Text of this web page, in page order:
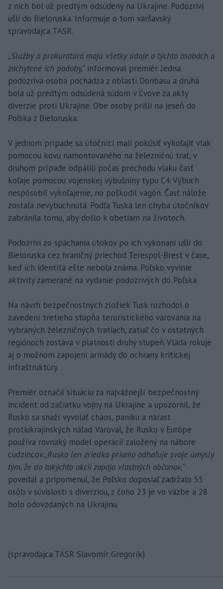
z nich bol už predtým odsúdený na Ukrajine. Podozriví
ušli do Bieloruska. Informuje o tom varšavský
spravodajca TASR.
„Služby a prokuratúra majú všetky údaje o týchto osobách a
zachytené ich podoby,“ informoval premiér. Jedna
podozrivá osoba pochádza z oblasti Donbasu a druhá
bola už predtým odsúdená súdom v Ľvove za akty
diverzie proti Ukrajine. Obe osoby prišli na jeseň do
Poľska z Bieloruska.
V jednom prípade sa útočníci mali pokúsiť vykoľajiť vlak
pomocou kovu namontovaného na železničnú trať, v
druhom prípade odpálili počas prechodu vlaku časť
koľaje pomocou vojenskej výbušniny typu C4. Výbuch
nespôsobil vykoľajenie, no poškodil vagón. Časť nálože
zostala nevybuchnutá. Podľa Tuska len chyba útočníkov
zabránila tomu, aby došlo k obetiam na životoch.
Podozriví zo spáchania útokov po ich vykonaní ušli do
Bieloruska cez hraničný priechod Terespol-Brest v čase,
keď ich identita ešte nebola známa. Poľsko vyvinie
aktivity zamerané na vydanie podozrivých do Poľska.
Na návrh bezpečnostných zložiek Tusk rozhodol o
zavedení tretieho stupňa teroristického varovania na
vybraných železničných tratiach, zatiaľ čo v ostatných
regiónoch zostáva v platnosti druhý stupeň. Vláda rokuje
aj o možnom zapojení armády do ochrany kritickej
infraštruktúry.
Premiér označil situáciu za najvážnejší bezpečnostný
incident od začiatku vojny na Ukrajine a upozornil, že
Rusko sa snaží vyvolať chaos, paniku a nárast
protiukrajinských nálad. Varoval, že Rusko v Európe
používa rovnaký model operácií založený na nábore
cudzincov.„Rusko len zriedka priamo odhaľuje svoje úmysly
tým, že do takýchto akcií zapája vlastných občanov,“
povedal a pripomenul, že Poľsko doposiaľ zadržalo 55
osôb v súvislosti s diverziou, z čoho 23 je vo väzbe a 28
bolo odovzdaných na Ukrajinu.
(spravodajca TASR Slavomír Gregorík)